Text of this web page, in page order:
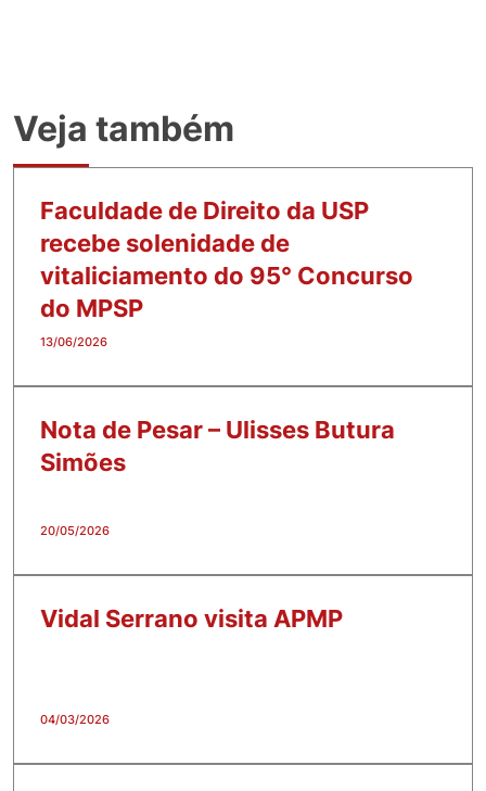
Veja também
Faculdade de Direito da USP
recebe solenidade de
vitaliciamento do 95° Concurso
do MPSP
13/06/2026
Nota de Pesar – Ulisses Butura
Simões
20/05/2026
Vidal Serrano visita APMP
04/03/2026